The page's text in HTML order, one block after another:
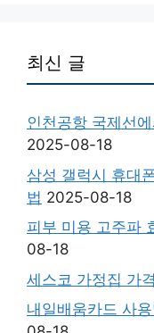
최신 글
인천공항 국제선
2025-08-18
삼성 갤럭시 휴대
법 2025-08-18
피부 미용 고주파
08-18
세스코 가정집 가
내일배움카드 사